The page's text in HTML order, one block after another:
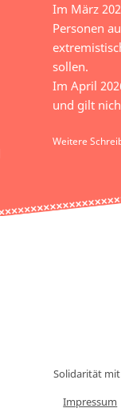
Im März
Personen
sollen.
Im April
und gilt
Weitere
Solidarität
Impressum